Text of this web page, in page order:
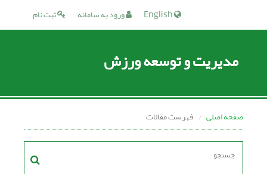
ثبت نام ورود به سامانه
مدیریت و توسعه ورزش
صفحه اصلی فهرست مقالات